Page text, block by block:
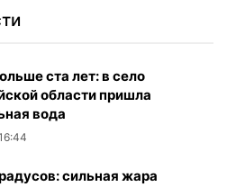
ста лет: в село
области пришла
вода
сильная жара